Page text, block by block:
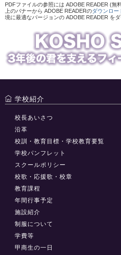
PDFファイルの参照には ADOBE READER (無
上のバナーから ADOBE READERのダウンロー
境に最適なバージョンの ADOBE READER をダ
学校紹介
校長あいさつ
沿革
校訓・教育目標・学校教育要覧
学校パンフレット
スクールポリシー
校歌・応援歌・校章
教育課程
年間行事予定
施設紹介
制服について
学費等
甲商生の一日